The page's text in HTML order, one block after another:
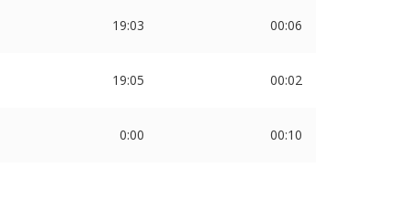
19:03 00:06
19:05 00:02
0:00 00:10